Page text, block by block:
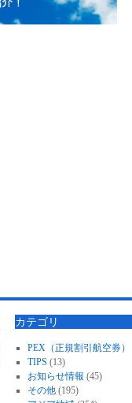
カテゴリ
PEX（正規割引航空券）
TIPS (13)
お知らせ情報 (45)
その他(195)